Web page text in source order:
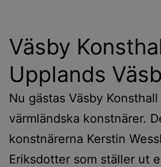
Väsby
Upplands
Nu gästas Väsby
värmländska konstnärer.
konstnärerna Kerstin
Eriksdotter som ställer ut